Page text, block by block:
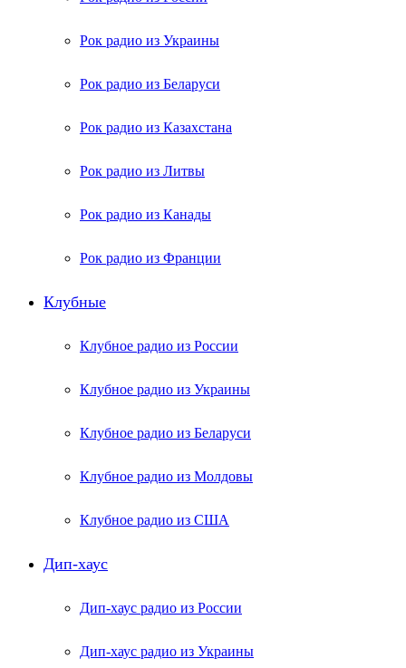
Рок радио из Украины
Рок радио из Беларуси
Рок радио из Казахстана
Рок радио из Литвы
Рок радио из Канады
Рок радио из Франции
Клубные
Клубное радио из России
Клубное радио из Украины
Клубное радио из Беларуси
Клубное радио из Молдовы
Клубное радио из США
Дип-хаус
Дип-хаус радио из России
Дип-хаус радио из Украины